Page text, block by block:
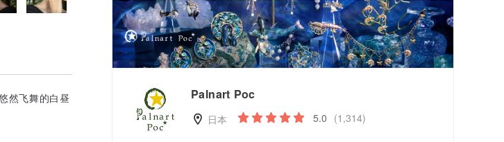
Palnart Poc
日本 5.0 (1,314)
然飞舞的白昼